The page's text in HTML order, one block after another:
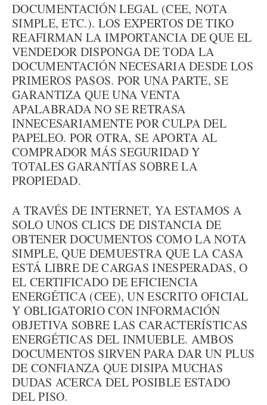
DOCUMENTACIÓN LEGAL (CEE, NOTA
SIMPLE, ETC.). LOS EXPERTOS DE TIKO
REAFIRMAN LA IMPORTANCIA DE QUE EL
VENDEDOR DISPONGA DE TODA LA
DOCUMENTACIÓN NECESARIA DESDE LOS
PRIMEROS PASOS. POR UNA PARTE, SE
GARANTIZA QUE UNA VENTA
APALABRADA NO SE RETRASA
INNECESARIAMENTE POR CULPA DEL
PAPELEO. POR OTRA, SE APORTA AL
COMPRADOR MÁS SEGURIDAD Y
TOTALES GARANTÍAS SOBRE LA
PROPIEDAD.
A TRAVÉS DE INTERNET, YA ESTAMOS A
SOLO UNOS CLICS DE DISTANCIA DE
OBTENER DOCUMENTOS COMO LA NOTA
SIMPLE, QUE DEMUESTRA QUE LA CASA
ESTÁ LIBRE DE CARGAS INESPERADAS, O
EL CERTIFICADO DE EFICIENCIA
ENERGÉTICA (CEE), UN ESCRITO OFICIAL
Y OBLIGATORIO CON INFORMACIÓN
OBJETIVA SOBRE LAS CARACTERÍSTICAS
ENERGÉTICAS DEL INMUEBLE. AMBOS
DOCUMENTOS SIRVEN PARA DAR UN PLUS
DE CONFIANZA QUE DISIPA MUCHAS
DUDAS ACERCA DEL POSIBLE ESTADO
DEL PISO.